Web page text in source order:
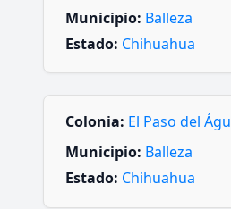
Municipio: Balleza
Estado: Chihuahua
Colonia: El Paso del
Municipio: Balleza
Estado: Chihuahua